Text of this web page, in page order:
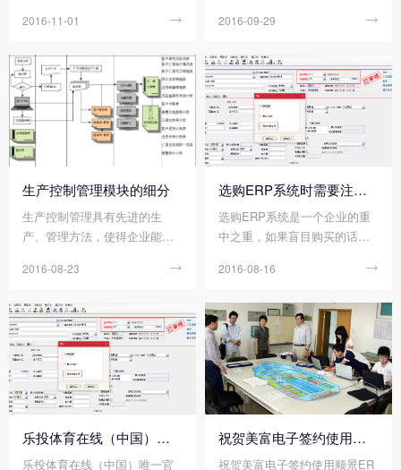
系统是必不可少的。系统化的
资源充分调配和平衡，为企业
决策层、管理层和操作层提供
解决方案，使企业在激烈的市
场竞争中赢得竞争。服装企业
决意在ERP系统上进行深化应
用：
2016-11-01 
业在选择时会不知所措，无从
的依据又是什么呢?有哪些要点
呢?下面就让小编为您揭晓：
2016-09-29 
生产控制管理模块的细分
生产控制管理具有先进的生
产、管理方法，使得企业能够
是erp系统的核心所在。那么生
管理流程呢?
2016-08-23 
选购ERP系统时需要注意哪些事项？
选购ERP系统是一个企业的重
中之重，如果盲目购买的话有
断，矛盾层出不穷。那么在选
项呢?
2016-08-16 
乐投体育在线（中国）唯一官方网站 是如何选购的？
乐投体育在线（中国）唯一官
祝贺美富电子签约使用顺景ERP
祝贺美富电子签约使用顺景ER